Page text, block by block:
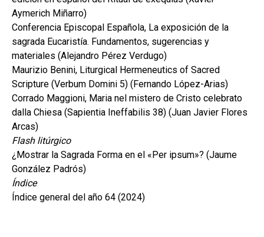
Aymerich Miñarro)
Conferencia Episcopal Española, La exposición de la
sagrada Eucaristía. Fundamentos, sugerencias y
materiales (Alejandro Pérez Verdugo)
Maurizio Benini, Liturgical Hermeneutics of Sacred
Scripture (Verbum Domini 5) (Fernando López-Arias)
Corrado Maggioni, Maria nel mistero de Cristo celebrato
dalla Chiesa (Sapientia Ineffabilis 38) (Juan Javier Flores
Arcas)
Flash litúrgico
¿Mostrar la Sagrada Forma en el «Per ipsum»? (Jaume
González Padrós)
Índice
Índice general del año 64 (2024)